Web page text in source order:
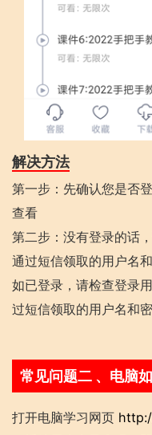
解决方法
第一步：先确认您是否
查看
第二步：没有登录的话
通过短信领取的用户名
如已登录，请检查登录
过短信领取的用户名和
常见问题二 、电脑
打开电脑学习网页